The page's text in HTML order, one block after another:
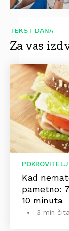
TEKST DANA
Za vas
Kad
pametno:
10 minuta
3 min